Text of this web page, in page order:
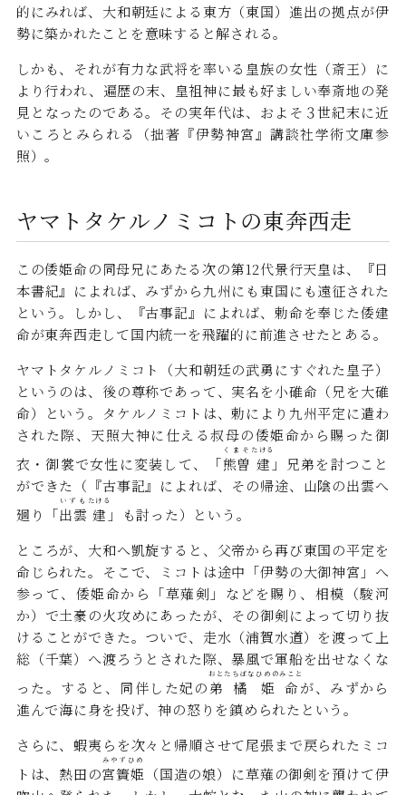
的にみれば、大和朝廷による東方（東国）進出の拠点が伊
勢に築かれたことを意味すると解される。
しかも、それが有力な武将を率いる皇族の女性（斎王）に
より行われ、遍歴の末、皇祖神に最も好ましい奉斎地の発
見となったのである。その実年代は、およそ３世紀末に近
いころとみられる（拙著『伊勢神宮』講談社学術文庫参
照）。
ヤマトタケルノミコトの東奔西走
この倭姫命の同母兄にあたる次の第12代景行天皇は、『日
本書紀』によれば、みずから九州にも東国にも遠征された
という。しかし、『古事記』によれば、勅命を奉じた倭建
命が東奔西走して国内統一を飛躍的に前進させたとある。
ヤマトタケルノミコト（大和朝廷の武勇にすぐれた皇子）
というのは、後の尊称であって、実名を小碓命（兄を大碓
命）という。タケルノミコトは、勅により九州平定に遣わ
された際、天照大神に仕える叔母の倭姫命から賜った御
衣・御裳で女性に変装して、「熊曽
くまそ
建
たける
」兄弟を討つこと
ができた（『古事記』によれば、その帰途、山陰の出雲へ
廻り「出雲
いずも
建
たける
」も討った）という。
ところが、大和へ凱旋すると、父帝から再び東国の平定を
命じられた。そこで、ミコトは途中「伊勢の大御神宮」へ
参って、倭姫命から「草薙剣」などを賜り、相模（駿河
か）で土豪の火攻めにあったが、その御剣によって切り抜
けることができた。ついで、走水（浦賀水道）を渡って上
総（千葉）へ渡ろうとされた際、暴風で軍船を出せなくな
った。すると、同伴した妃の弟
おと
橘
たちばな
姫
ひめの
命
みこと
が、みずから
進んで海に身を投げ、神の怒りを鎮められたという。
さらに、蝦夷らを次々と帰順させて尾張まで戻られたミコ
トは、熱田の宮簀姫
みやずひめ
（国造の娘）に草薙の御剣を預けて伊